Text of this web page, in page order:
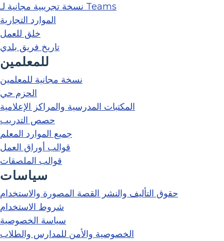
نسخة تجريبية مجانية لـ Teams
الموارد التجارية
خلق للعمل
تاريخ فريق بلدي
للمعلمين
نسخة مجانية للمعلمين
الحزم حي
المكتبات المدرسية والمراكز الإعلامية
حصص التدريب
جميع الموارد المعلم
قوالب أوراق العمل
قوالب الملصقات
سياسات
حقوق التأليف والنشر القصة المصورة والاستخدام
شروط الاستخدام
سياسة الخصوصية
الخصوصية والأمن للمدارس والطلاب